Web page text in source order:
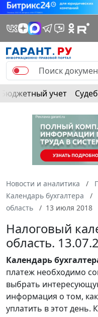
Бюджетный учет
Новости и аналитика
Календарь бухгалтера
область
13 июля 2018
Налоговый
область.
Календарь
платеж необходимо
выбрать
информация о том,
уплатить в этот день.